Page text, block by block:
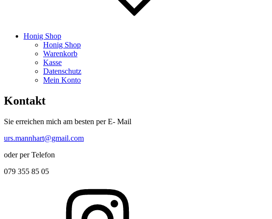
Honig Shop
Honig Shop
Warenkorb
Kasse
Datenschutz
Mein Konto
Kontakt
Sie erreichen mich am besten per E- Mail
urs.mannhart@gmail.com
oder per Telefon
079 355 85 05